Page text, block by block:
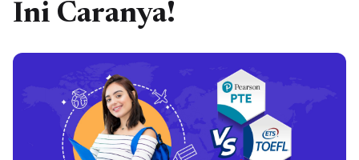
Ini Caranya!